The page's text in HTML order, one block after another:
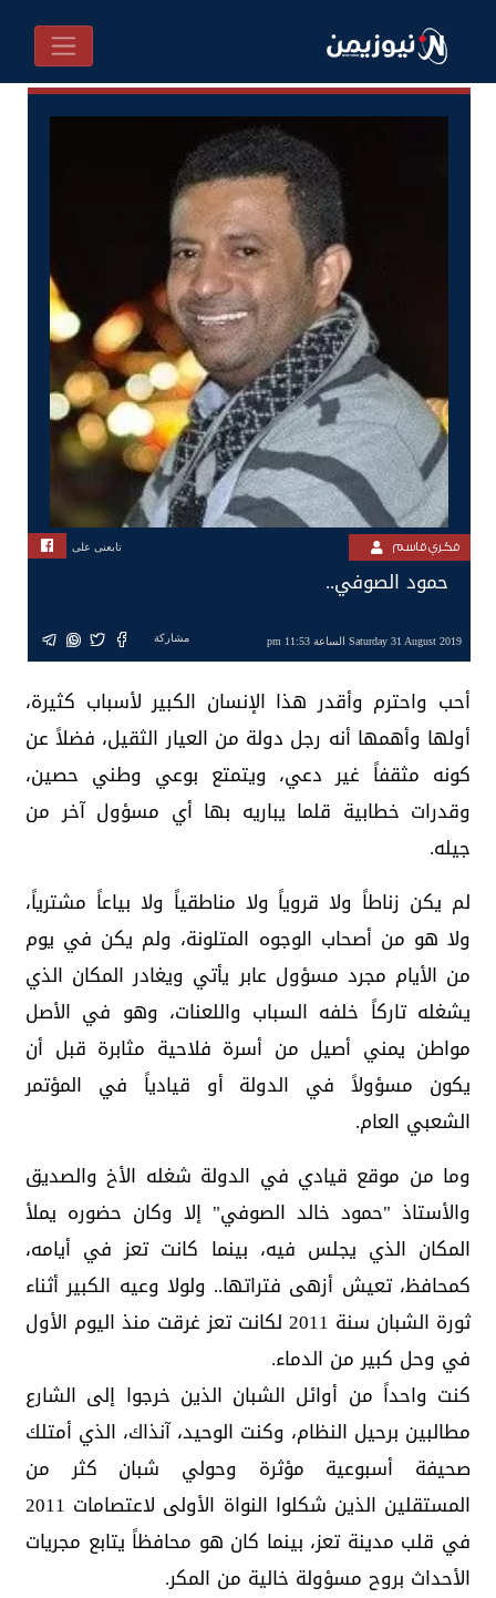
فكري قاسم تابعنى على
حمود الصوفي..
Saturday 31 August 2019 الساعة 11:53 pm مشاركة
أحب واحترم وأقدر هذا الإنسان الكبير لأسباب كثيرة،
أولها وأهمها أنه رجل دولة من العيار الثقيل، فضلاً عن
كونه مثقفاً غير دعي، ويتمتع بوعي وطني حصين،
وقدرات خطابية قلما يباريه بها أي مسؤول آخر من
جيله.
لم يكن زناطاً ولا قروياً ولا مناطقياً ولا بياعاً مشترياً،
ولا هو من أصحاب الوجوه المتلونة، ولم يكن في يوم
من الأيام مجرد مسؤول عابر يأتي ويغادر المكان الذي
يشغله تاركاً خلفه السباب واللعنات، وهو في الأصل
مواطن يمني أصيل من أسرة فلاحية مثابرة قبل أن
يكون مسؤولاً في الدولة أو قيادياً في المؤتمر
الشعبي العام.
وما من موقع قيادي في الدولة شغله الأخ والصديق
والأستاذ "حمود خالد الصوفي" إلا وكان حضوره يملأ
المكان الذي يجلس فيه، بينما كانت تعز في أيامه،
كمحافظ، تعيش أزهى فتراتها.. ولولا وعيه الكبير أثناء
ثورة الشبان سنة 2011 لكانت تعز غرقت منذ اليوم الأول
في وحل كبير من الدماء.
كنت واحداً من أوائل الشبان الذين خرجوا إلى الشارع
مطالبين برحيل النظام، وكنت الوحيد، آنذاك، الذي أمتلك
صحيفة أسبوعية مؤثرة وحولي شبان كثر من
المستقلين الذين شكلوا النواة الأولى لاعتصامات 2011
في قلب مدينة تعز، بينما كان هو محافظاً يتابع مجريات
الأحداث بروح مسؤولة خالية من المكر.